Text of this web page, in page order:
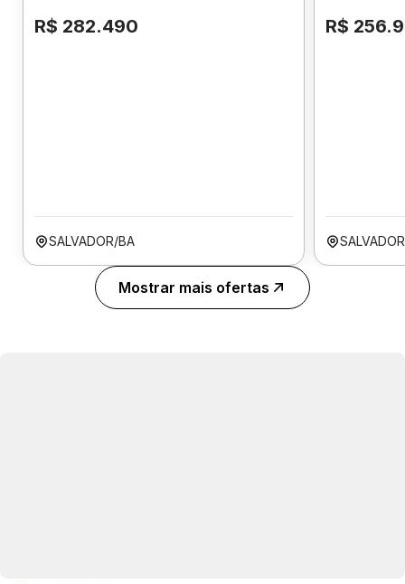
R$ 282.490
SALVADOR/BA
R$
Mostrar mais ofertas